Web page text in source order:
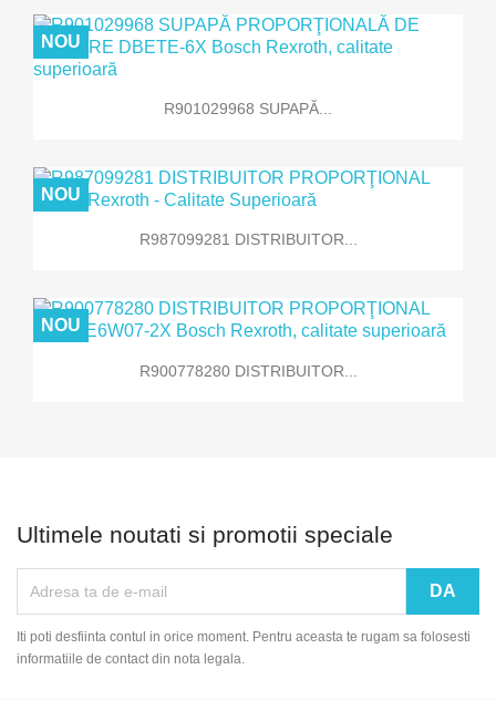
R901029968 SUPAPĂ...
NOU
R987099281 DISTRIBUITOR...
NOU
R900778280 DISTRIBUITOR...
NOU
Ultimele noutati si promotii speciale
Iti poti desfiinta contul in orice moment. Pentru aceasta te rugam sa folosesti
informatiile de contact din nota legala.